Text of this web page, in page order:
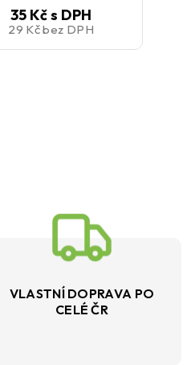
35 Kčs DPH
29 Kčbez DPH
VLASTNÍ DOPRAVA PO
CELÉ ČR